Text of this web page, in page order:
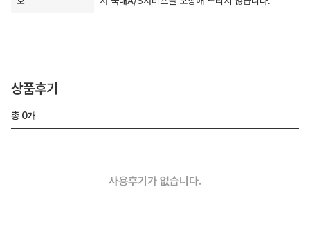
상품후기
총 0개
사용후기가 없습니다.